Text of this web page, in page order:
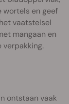
wortels en geef
vaatstelsel
mangaan en
verpakking.
ontstaan vaak